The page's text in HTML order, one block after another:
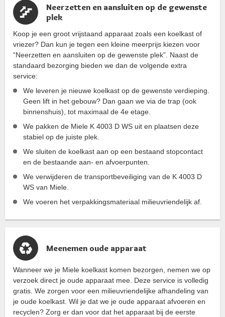
Neerzetten en aansluiten op de gewenste
plek
Koop je een groot vrijstaand apparaat zoals een koelkast of
vriezer? Dan kun je tegen een kleine meerprijs kiezen voor
“Neerzetten en aansluiten op de gewenste plek”. Naast de
standaard bezorging bieden we dan de volgende extra
service:
We leveren je nieuwe koelkast op de gewenste verdieping.
Geen lift in het gebouw? Dan gaan we via de trap (ook
binnenshuis), tot maximaal de 4e etage.
We pakken de Miele K 4003 D WS uit en plaatsen deze
stabiel op de juiste plek.
We sluiten de koelkast aan op een bestaand stopcontact
en de bestaande aan- en afvoerpunten.
We verwijderen de transportbeveiliging van de K 4003 D
WS van Miele.
We voeren het verpakkingsmateriaal milieuvriendelijk af.
Meenemen oude apparaat
Wanneer we je Miele koelkast komen bezorgen, nemen we op
verzoek direct je oude apparaat mee. Deze service is volledig
gratis. We zorgen voor een milieuvriendelijke afhandeling van
je oude koelkast. Wil je dat we je oude apparaat afvoeren en
recyclen? Zorg er dan voor dat het apparaat bij de eerste